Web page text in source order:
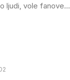
ljudi, vole fanove…